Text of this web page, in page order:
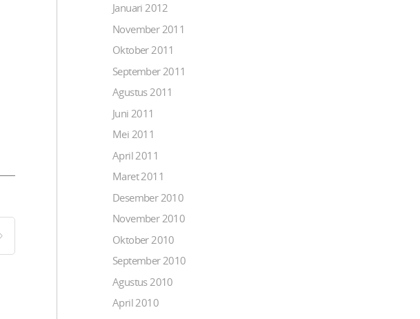
Januari 2012
November 2011
Oktober 2011
September 2011
Agustus 2011
Juni 2011
Mei 2011
April 2011
Maret 2011
Desember 2010
November 2010
Oktober 2010
September 2010
Agustus 2010
April 2010